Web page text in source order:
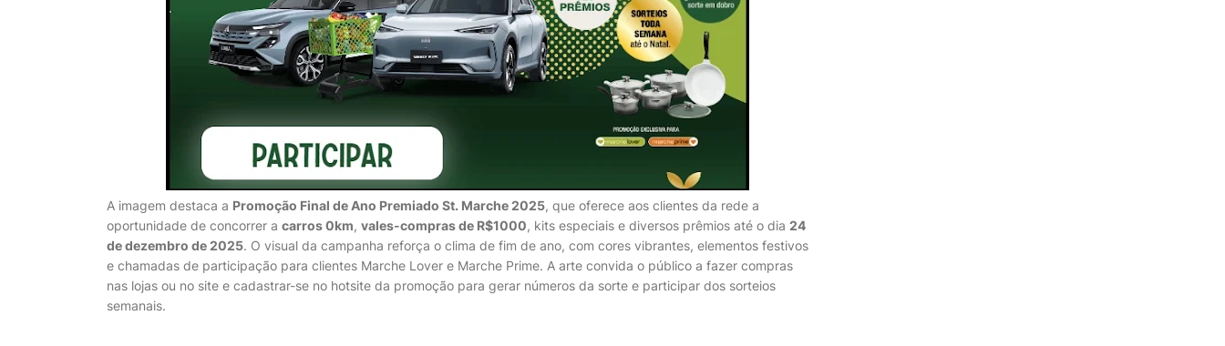
A imagem destaca a Promoção Final de Ano Premiado St. Marche 2025, que oferece aos clientes da rede a
oportunidade de concorrer a carros 0km, vales-compras de R$1000, kits especiais e diversos prêmios até o dia 24
de dezembro de 2025. O visual da campanha reforça o clima de fim de ano, com cores vibrantes, elementos festivos
e chamadas de participação para clientes Marche Lover e Marche Prime. A arte convida o público a fazer compras
nas lojas ou no site e cadastrar-se no hotsite da promoção para gerar números da sorte e participar dos sorteios
semanais.